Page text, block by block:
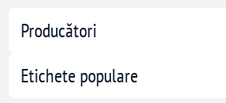
Producători
Etichete populare